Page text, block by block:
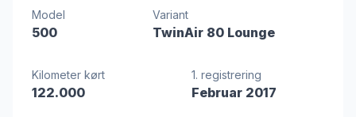
Model
500
Variant
TwinAir 80 Lounge
Kilometer kørt
122.000
1. registrering
Februar 2017